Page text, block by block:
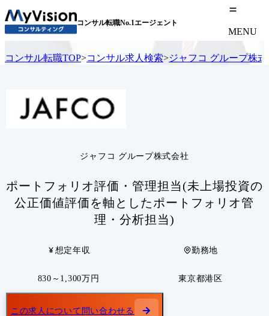
コンサル転職No.1エージェント
MENU
コンサル転職TOP>コンサル求人検索>ジャフコ グループ株
ジャフコ グループ株式会社
ポートフォリオ評価・管理担当(未上場投資の
公正価値評価を軸としたポートフォリオ管
理・分析担当)
想定年収
830～1,300万円
勤務地
東京都港区
この求人について問い合わせる